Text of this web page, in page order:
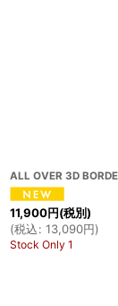
ALL OVER 3D
11,900円(税別)
(税込: 13,090円)
Stock Only 1